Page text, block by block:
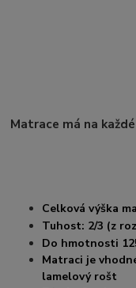
Matrace má na
Celková výška
Tuhost: 2/3 (z
Do hmotnosti
Matraci je
lamelový rošt